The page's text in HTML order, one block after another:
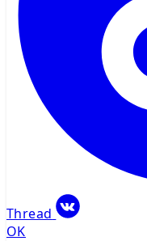
Thread
OK